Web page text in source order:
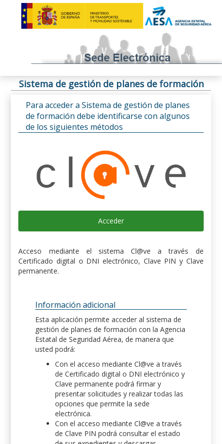
Sistema de gestión de planes de formación
Para acceder a Sistema de gestión de planes
de formación debe identificarse con algunos
de los siguientes métodos
Acceder
Acceso mediante el sistema Cl@ve a través de
Certificado digital o DNI electrónico, Clave PIN y Clave
permanente.
Información adicional
Esta aplicación permite acceder al sistema de
gestión de planes de formación con la Agencia
Estatal de Seguridad Aérea, de manera que
usted podrá:
Con el acceso mediante Cl@ve a través
de Certificado digital o DNI electrónico y
Clave permanente podrá firmar y
presentar solicitudes y realizar todas las
opciones que permite la sede
electrónica.
Con el acceso mediante Cl@ve a través
de Clave PIN podrá consultar el estado